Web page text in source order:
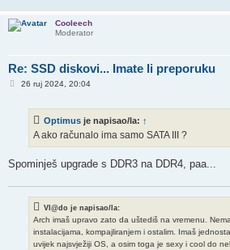
Cooleech
Moderator
Re: SSD diskovi... Imate li preporuku
P26 ruj 2024, 20:04
Optimus je napisao/la: ↑
A ako računalo ima samo SATA III ?
Spominješ upgrade s DDR3 na DDR4, paa...
Vl@do je napisao/la:
Arch imaš upravo zato da uštediš na vremenu.
instalacijama, kompajliranjem i ostalim. Imaš
uvijek najsvježiji OS, a osim toga je sexy i cool do